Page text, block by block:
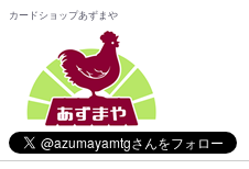
カードショップあずまや